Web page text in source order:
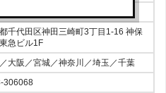
千代田区神田三崎町3丁目1-16 神保
急ビル1F
大阪／宮城／神奈川／埼玉／千葉
306068